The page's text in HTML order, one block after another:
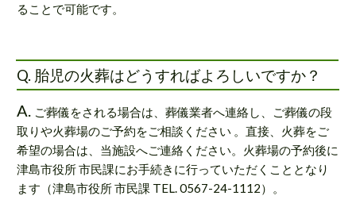
ることで可能です。
Q. 胎児の火葬はどうすればよろしいですか？
A.
ご葬儀をされる場合は、葬儀業者へ連絡し、ご葬儀の段
取りや火葬場のご予約をご相談ください 。直接、火葬をご
希望の場合は、当施設へご連絡ください。火葬場の予約後に
津島市役所 市民課にお手続きに行っていただくこととなり
ます（津島市役所 市民課 TEL. 0567-24-1112）。